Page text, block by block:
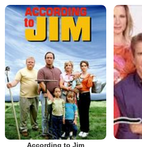
According to Jim